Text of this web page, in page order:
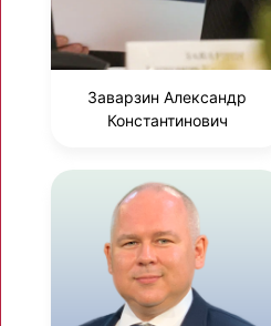
Заварзин Александр
Константинович